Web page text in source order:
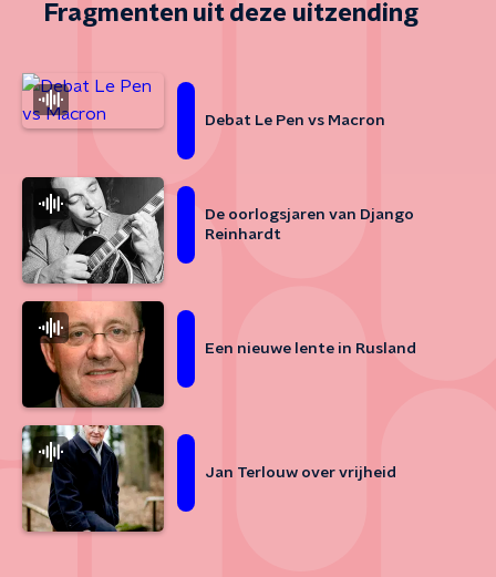
Fragmenten uit deze uitzending
Debat Le Pen vs Macron
De oorlogsjaren van Django
Reinhardt
Een nieuwe lente in Rusland
Jan Terlouw over vrijheid